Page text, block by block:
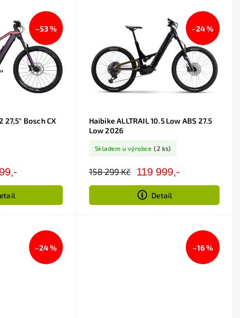
–53 %
CX
–24 %
Haibike ALLTRAIL 10.5 Low ABS 27.5
Low 2026
Skladem u výrobce (2 ks)
158 299 Kč 119 999,-
Detail
–24 % –16 %